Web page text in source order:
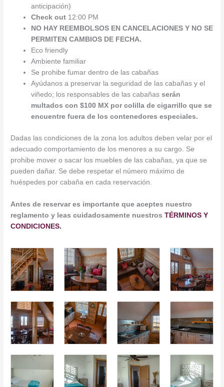
anticipación)
Check out 12:00 PM
NO HAY REEMBOLSOS EN CANCELACIONES Y NO SE
PERMITEN CAMBIOS DE FECHA.
Eco friendly
Ambiente familiar
Se prohibe fumar dentro de las cabañas
Ayúdanos a preservar la seguridad de las cabañas y el
viñedo; los responsables de las cabañasserán
multados con $100 MX por colilla de cigarrillo que se
encuentre fuera de los contenedores especiales.
Dadas las condiciones de la zona los adultos deben velar por el
adecuado comportamiento de los menores a su cargo. Se
prohibe mover o sacar los muebles de las cabañas, ya que se
pueden dañar. Se debe respetar el número máximo de
huéspedes por cabaña en cada reservación.
Antes de reservar es importante que aceptes nuestro
reglamento y leas cuidadosamente nuestrosTÉRMINOS Y
CONDICIONES.